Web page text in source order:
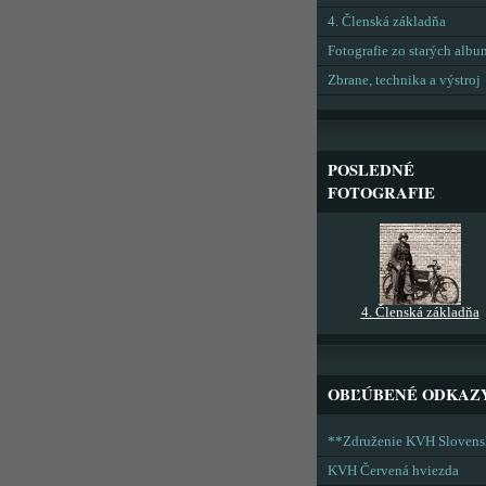
4. Členská základňa
Fotografie zo starých
Zbrane, technika a výstroj
POSLEDNÉ
FOTOGRAFIE
4. Členská základňa
OBĽÚBENÉ
**Združenie KVH
KVH Červená hviezda